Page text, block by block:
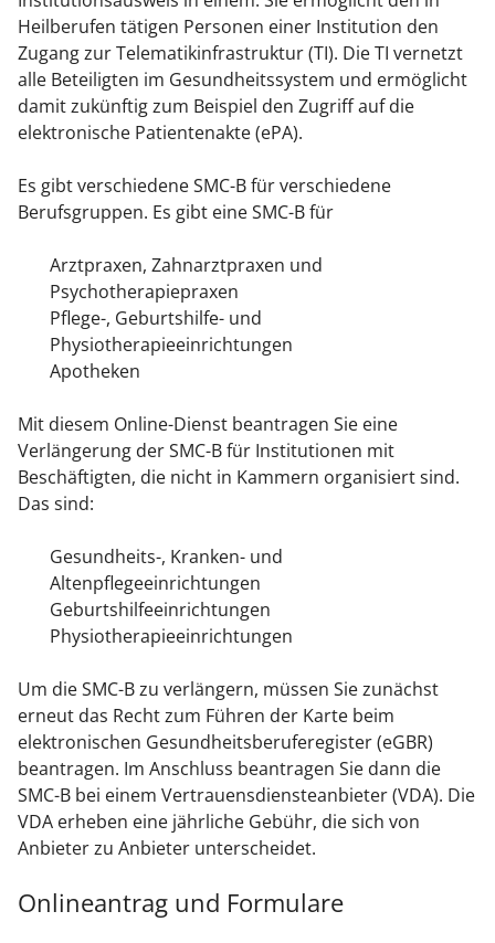
Heilberufen tätigen Personen einer Institution den
Zugang zur Telematikinfrastruktur (TI). Die TI vernetzt
alle Beteiligten im Gesundheitssystem und ermöglicht
damit zukünftig zum Beispiel den Zugriff auf die
elektronische Patientenakte (ePA).
Es gibt verschiedene SMC-B für verschiedene
Berufsgruppen. Es gibt eine SMC-B für
Arztpraxen, Zahnarztpraxen und
Psychotherapiepraxen
Pflege-, Geburtshilfe- und
Physiotherapieeinrichtungen
Apotheken
Mit diesem Online-Dienst beantragen Sie eine
Verlängerung der SMC-B für Institutionen mit
Beschäftigten, die nicht in Kammern organisiert sind.
Das sind:
Gesundheits-, Kranken- und
Altenpflegeeinrichtungen
Geburtshilfeeinrichtungen
Physiotherapieeinrichtungen
Um die SMC-B zu verlängern, müssen Sie zunächst
erneut das Recht zum Führen der Karte beim
elektronischen Gesundheitsberuferegister (eGBR)
beantragen. Im Anschluss beantragen Sie dann die
SMC-B bei einem Vertrauensdiensteanbieter (VDA). Die
VDA erheben eine jährliche Gebühr, die sich von
Anbieter zu Anbieter unterscheidet.
Onlineantrag und Formulare